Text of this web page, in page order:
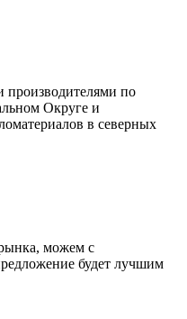
по
Округе и
в северных
можем с
будет лучшим